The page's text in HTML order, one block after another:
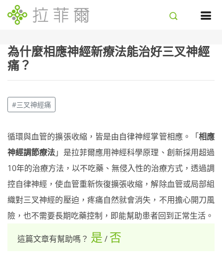
為什麼相應神經新療法能治好三叉神經
痛？
#三叉神經痛
循環與血管的擴張收縮，皆是由自律神經掌管相應。「相應
神經調節療法」是拉菲爾應用神經科學原理、創新採用超過
10年的治療方法，以不吃藥、無侵入性的治療方式，透過調
控自律神經，使血管重新恢復擴張收縮，解除血管或局部組
織對三叉神經的壓迫，疼痛自然就會消失，不用擔心開刀風
險，也不需要長期吃藥控制，即能幫助患者回到正常生活。
這篇文章有幫助嗎？ 是 / 否